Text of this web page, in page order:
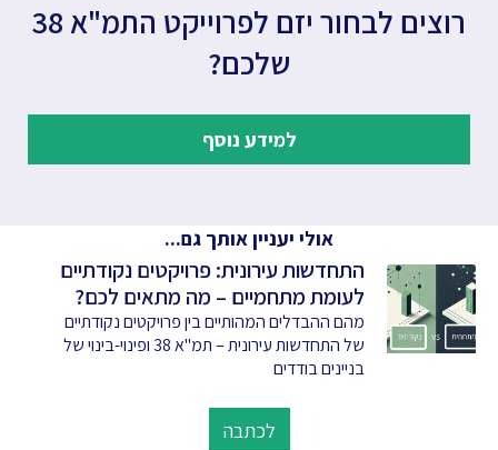
רוצים לבחור יזם לפרוייקט התמ"א 38
שלכם?
למידע נוסף
אולי יעניין אותך גם...
התחדשות עירונית: פרויקטים נקודתיים
לעומת מתחמיים – מה מתאים לכם?
מהם ההבדלים המהותיים בין פרויקטים נקודתיים
של התחדשות עירונית – תמ"א 38 ופינוי-בינוי של
בניינים בודדים
לכתבה